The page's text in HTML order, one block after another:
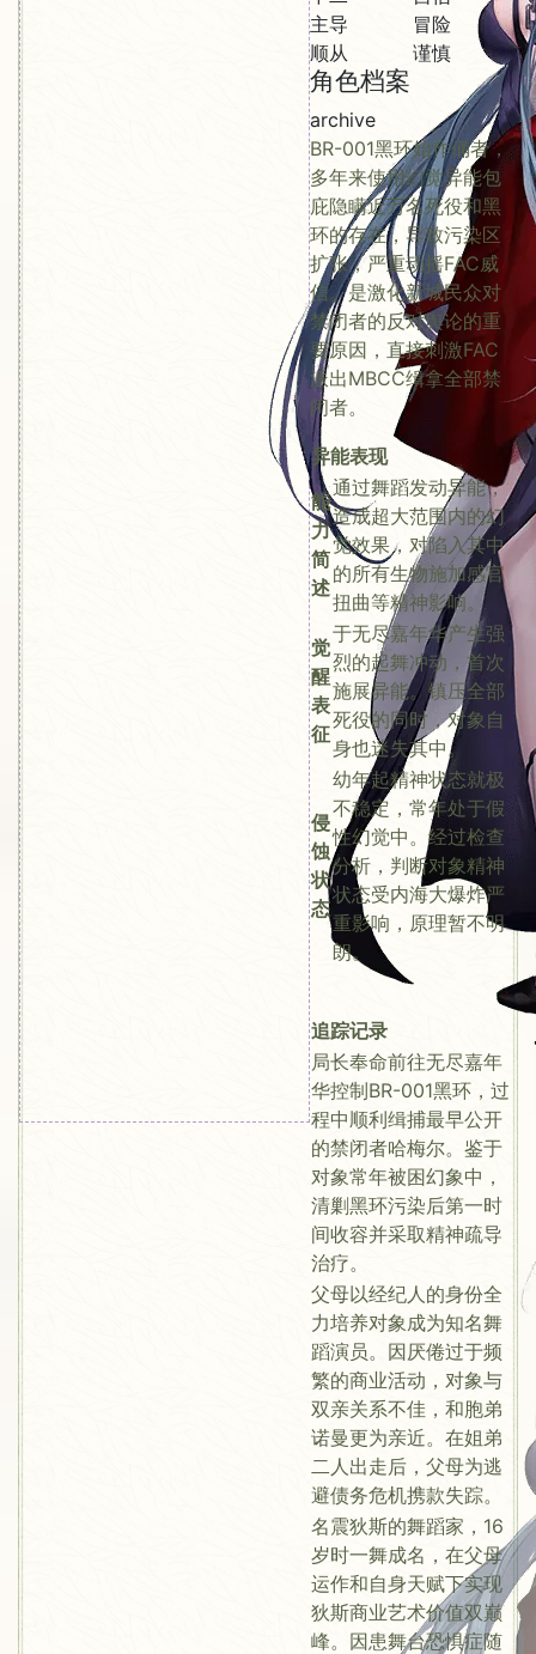
主导
顺从
冒险
谨慎
角色档案
archive
BR-001黑环始作俑者，
多年来使用幻觉异能包
庇隐瞒近万名死役和黑
环的存在，导致污染区
扩张，严重动摇FAC威
信。是激化新城民众对
禁闭者的反对舆论的重
要原因，直接刺激FAC
派出MBCC缉拿全部禁
闭者。
异能表现
能
力
简
述
通过舞蹈发动异能，
造成超大范围内的幻
觉效果，对陷入其中
的所有生物施加感官
扭曲等精神影响。
觉
醒
表
征
于无尽嘉年华产生强
烈的起舞冲动，首次
施展异能。镇压全部
死役的同时，对象自
身也迷失其中。
侵
蚀
状
态
幼年起精神状态就极
不稳定，常年处于假
性幻觉中。经过检查
分析，判断对象精神
状态受内海大爆炸严
重影响，原理暂不明
朗。
追踪记录
局长奉命前往无尽嘉年
华控制BR-001黑环，过
程中顺利缉捕最早公开
的禁闭者哈梅尔。鉴于
对象常年被困幻象中，
清剿黑环污染后第一时
间收容并采取精神疏导
治疗。
父母以经纪人的身份全
力培养对象成为知名舞
蹈演员。因厌倦过于频
繁的商业活动，对象与
双亲关系不佳，和胞弟
诺曼更为亲近。在姐弟
二人出走后，父母为逃
避债务危机携款失踪。
名震狄斯的舞蹈家，16
岁时一舞成名，在父母
运作和自身天赋下实现
狄斯商业艺术价值双巅
峰。因患舞台恐惧症随